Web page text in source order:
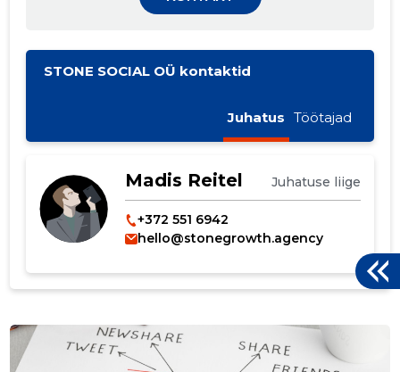
STONE SOCIAL OÜ kontaktid
Juhatus Töötajad
Madis Reitel Juhatuse liige
+372 551 6942
hello@stonegrowth.agency